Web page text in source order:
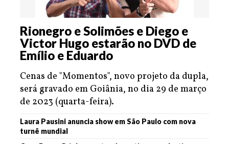
Rionegro e Solimões e Diego e
Victor Hugo estarão no DVD de
Emílio e Eduardo
Cenas de "Momentos", novo projeto da dupla,
será gravado em Goiânia, no dia 29 de março
de 2023 (quarta-feira).
Laura Pausini anuncia show em São Paulo com nova
turnê mundial